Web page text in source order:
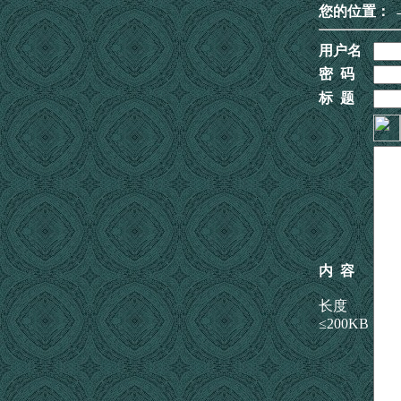
您的位置：
用户名
密 码
标 题
内 容
长度
≤200KB